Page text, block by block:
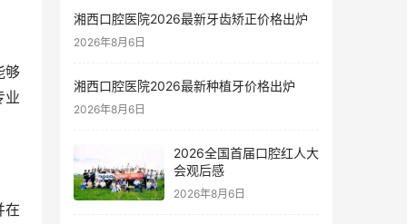
够
业
在
湘西口腔医院2026最新牙齿矫正价格出炉
2026年8月6日
湘西口腔医院2026最新种植牙价格出炉
2026年8月6日
2026全国首届口腔红人大
会观后感
2026年8月6日